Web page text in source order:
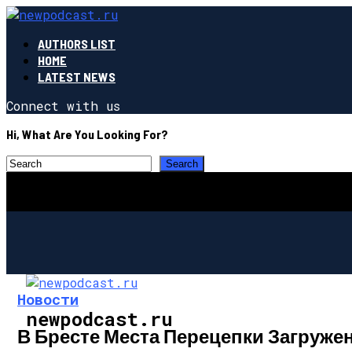
AUTHORS LIST
HOME
LATEST NEWS
Connect with us
Hi, What Are You Looking For?
newpodcast.ru
Новости
В Бресте Места Перецепки